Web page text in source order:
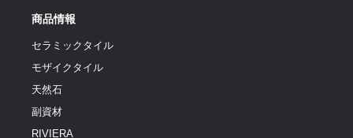
商品情報
セラミックタイル
モザイクタイル
天然石
副資材
RIVIERA